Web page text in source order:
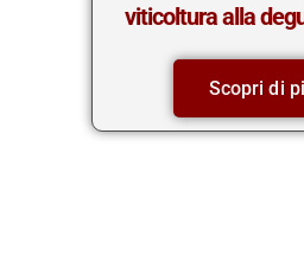
viticoltura alla
Scopri di